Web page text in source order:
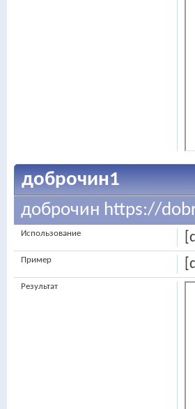
доброчин1
доброчин https://
Использование
Пример
Результат